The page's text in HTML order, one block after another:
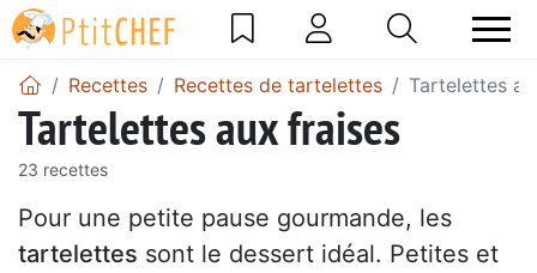
Recettes Recettes de tartelettes Tartelettes
Tartelettes aux fraises
23 recettes
Pour une petite pause gourmande, les
tartelettes sont le dessert idéal. Petites et